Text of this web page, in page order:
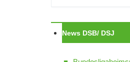
News DSB/ DSJ